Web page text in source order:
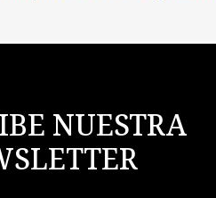
NUESTRA